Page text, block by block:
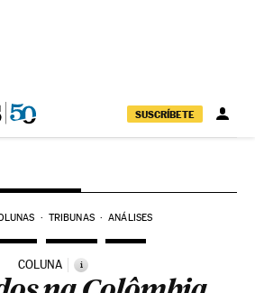
SUSCRÍBETE
TRIBUNAS ANÁLISES
COLUNA i